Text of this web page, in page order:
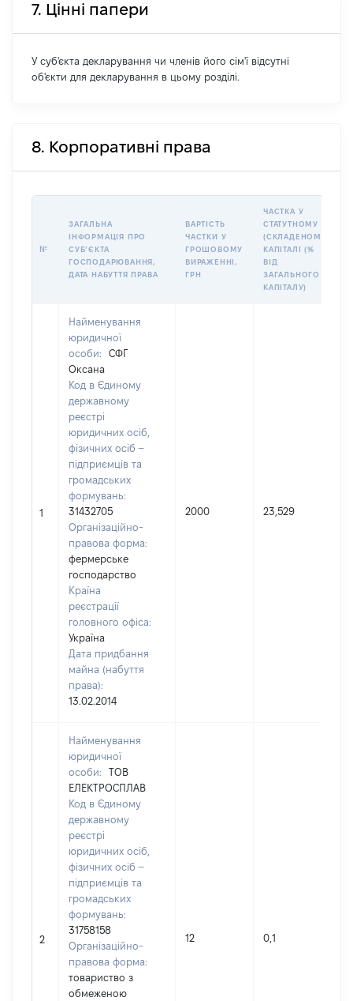
7. Цінні папери
У суб'єкта декларування чи членів його сім'ї відсутні
об'єкти для декларування в цьому розділі.
8. Корпоративні права
№
ЗАГАЛЬНА
ІНФОРМАЦІЯ ПРО
СУБʼЄКТА
ГОСПОДАРЮВАННЯ,
ДАТА НАБУТТЯ ПРАВА
ВАРТІСТЬ
ЧАСТКИ У
ГРОШОВОМУ
ВИРАЖЕННІ,
ГРН
ЧАСТКА У
СТАТУТНОМУ
(СКЛАДЕНОМУ)
КАПІТАЛІ (%
ВІД
ЗАГАЛЬНОГО
КАПІТАЛУ)
1
Найменування
юридичної
особи:
СФГ
Оксана
Код в Єдиному
державному
реєстрі
юридичних осіб,
фізичних осіб –
підприємців та
громадських
формувань:
31432705
Організаційно-
правова форма:
фермерське
господарство
Країна
реєстрації
головного офіса:
Україна
Дата придбання
майна (набуття
права):
13.02.2014
2000 23,529
2
Найменування
юридичної
особи:
ТОВ
ЕЛЕКТРОСПЛАВ
Код в Єдиному
державному
реєстрі
юридичних осіб,
фізичних осіб –
підприємців та
громадських
формувань:
31758158
Організаційно-
правова форма:
товариство з
обмеженою
12 0,1